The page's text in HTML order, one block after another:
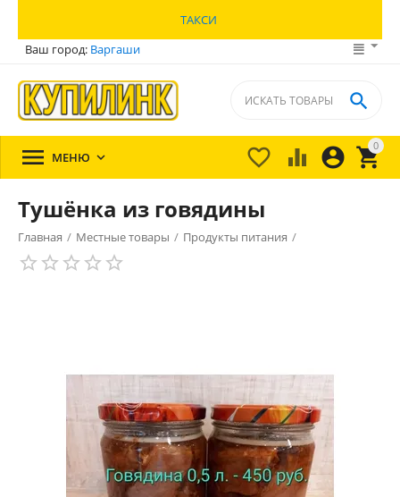
ТАКСИ
Ваш город: Варгаши
0


 

 МЕНЮ 
Тушёнка из говядины
Главная / Местные товары / Продукты питания /